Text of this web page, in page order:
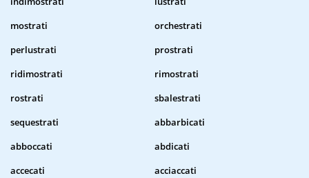
mostrati
orchestrati
perlustrati
prostrati
ridimostrati
rimostrati
rostrati
sbalestrati
sequestrati
abbarbicati
abboccati
abdicati
accecati
acciaccati